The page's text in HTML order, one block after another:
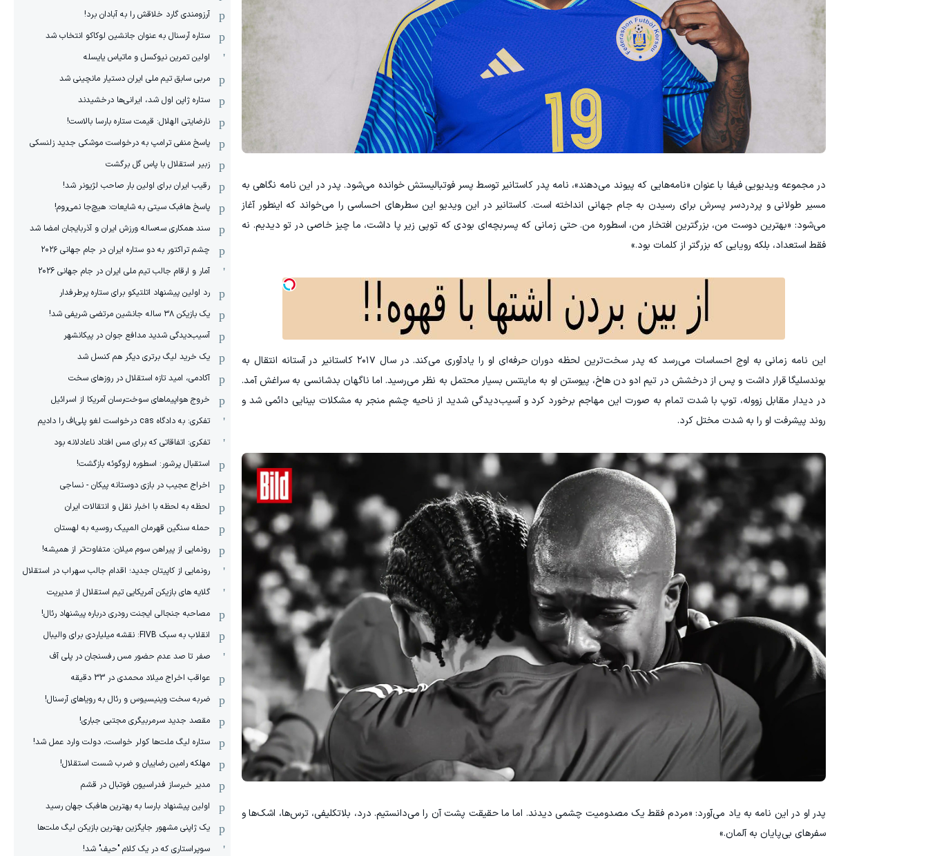
در مجموعه ویدیویی فیفا با عنوان «نامه‌هایی که پیوند می‌دهند»، نامه پدر کاستانیر توسط پسر فوتبالیستش خوانده می‌شود. پدر در این نامه نگاهی به
مسیر طولانی و پردردسر پسرش برای رسیدن به جام جهانی انداخته است. کاستانیر در این ویدیو این سطرهای احساسی را می‌خواند که اینطور آغاز
می‌شود: «بهترین دوست من، بزرگترین افتخار من، اسطوره من. حتی زمانی که پسربچه‌ای بودی که توپی زیر پا داشت، ما چیز خاصی در تو دیدیم. نه
فقط استعداد، بلکه رویایی که بزرگتر از کلمات بود.»
این نامه زمانی به اوج احساسات می‌رسد که پدر سخت‌ترین لحظه دوران حرفه‌ای او را یادآوری می‌کند. در سال ۲۰۱۷ کاستانیر در آستانه انتقال به
بوندسلیگا قرار داشت و پس از درخشش در تیم ادو دن هاخ، پیوستن او به ماینتس بسیار محتمل به نظر می‌رسید. اما ناگهان بدشانسی به سراغش آمد.
در دیدار مقابل زووله، توپ با شدت تمام به صورت این مهاجم برخورد کرد و آسیب‌دیدگی شدید از ناحیه چشم منجر به مشکلات بینایی دائمی شد و
روند پیشرفت او را به شدت مختل کرد.
پدر او در این نامه به یاد می‌آورد: «مردم فقط یک مصدومیت چشمی دیدند. اما ما حقیقت پشت آن را می‌دانستیم. درد، بلاتکلیفی، ترس‌ها، اشک‌ها و
سفرهای بی‌پایان به آلمان.»
آرزومندی گارد خلاقش را به آبادان برد!
ستاره آرسنال به عنوان جانشین لوکاکو انتخاب شد
اولین تمرین نیوکسل و ماتیاس یایسله
مربی سابق تیم ملی ایران دستیار مانچینی شد
ستاره ژاپن اول شد، ایرانی‌ها درخشیدند
نارضایتی الهلال: قیمت ستاره بارسا بالاست!
پاسخ منفی ترامپ به درخواست موشکی جدید زلنسکی
زبیر استقلال با پاس گل برگشت
رقیب ایران برای اولین بار صاحب لژیونر شد!
پاسخ هافبک سیتی به شایعات: هیچ‌جا نمی‌روم!
سند همکاری سه‌ساله‌ ‌ورزش ایران و آذربایجان امضا شد
چشم تراکتور به دو ستاره ایران در جام جهانی ۲۰۲۶
آمار و ارقام جالب تیم ملی ایران در جام جهانی 2026
رد اولین پیشنهاد اتلتیکو برای ستاره پرطرفدار
یک بازیکن ۳۸ ساله جانشین مرتضی شریفی شد!
آسیب‌دیدگی شدید مدافع جوان در پیکانشهر
یک خرید لیگ برتری دیگر هم کنسل شد
آکادمی، امید تازه استقلال در روزهای سخت
خروج هواپیماهای سوخت‌رسان آمریکا از اسرائیل
تفکری: به دادگاه cas درخواست لغو پلی‌اف را دادیم
تفکری: اتفاقاتی که برای مس افتاد ناعادلانه بود
استقبال پرشور: اسطوره اروگوئه بازگشت!
اخراج عجیب در بازی دوستانه پیکان - نساجی
لحظه به لحظه با اخبار نقل و انتقالات ایران
حمله سنگین قهرمان المپیک روسیه به لهستان
رونمایی از پیراهن سوم میلان: متفاوت‌تر از همیشه!
رونمایی از کاپیتان جدید؛ اقدام جالب سهراب در استقلال
گلایه های بازیکن آمریکایی تیم استقلال از مدیریت
مصاحبه جنجالی ایجنت رودری درباره پیشنهاد رئال!
انقلاب به سبک FIVB: نقشه میلیاردی برای والیبال
صفر تا صد عدم حضور مس رفسنجان در پلی آف
عواقب اخراج میلاد محمدی در 33 دقیقه
ضربه سخت وینیسیوس و رئال به رویاهای آرسنال!
مقصد جدید سرمربیگری مجتبی جباری!
ستاره لیگ ملت‌ها کولر خواست، دولت وارد عمل شد!
مهلکه رامین رضاییان و ضرب شست استقلال!
مدیر خبرساز فدراسیون فوتبال در قشم
اولین پیشنهاد بارسا به بهترین هافبک جهان رسید
یک ژاپنی مشهور جایگزین بهترین بازیکن لیگ ملت‌ها
سوپراستاری که در یک کلام "حیف" شد!